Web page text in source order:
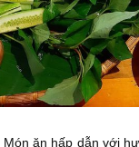
Món ăn hấp dẫn với